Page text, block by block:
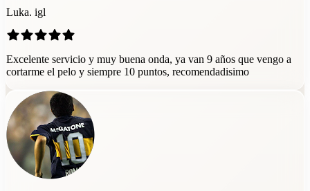
Luka. igl
Excelente servicio y muy buena onda, ya van 9 años que vengo a
cortarme el pelo y siempre 10 puntos, recomendadisimo